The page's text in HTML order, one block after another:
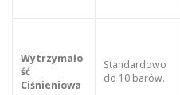
Wytrzymało
ść
Ciśnieniowa
Standardowo
do 10 barów.